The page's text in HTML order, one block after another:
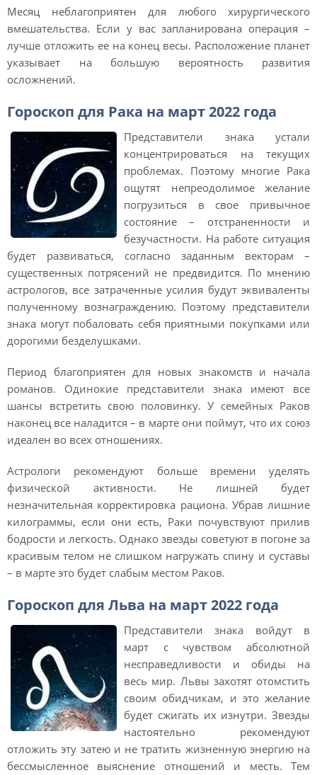
Месяц неблагоприятен для любого хирургического
вмешательства. Если у вас запланирована операция –
лучше отложить ее на конец весы. Расположение планет
указывает на большую вероятность развития
осложнений.
Гороскоп для Рака на март 2022 года
Представители знака устали
концентрироваться на текущих
проблемах. Поэтому многие Рака
ощутят непреодолимое желание
погрузиться в свое привычное
состояние – отстраненности и
безучастности. На работе ситуация
будет развиваться, согласно заданным векторам –
существенных потрясений не предвидится. По мнению
астрологов, все затраченные усилия будут эквиваленты
полученному вознаграждению. Поэтому представители
знака могут побаловать себя приятными покупками или
дорогими безделушками.
Период благоприятен для новых знакомств и начала
романов. Одинокие представители знака имеют все
шансы встретить свою половинку. У семейных Раков
наконец все наладится – в марте они поймут, что их союз
идеален во всех отношениях.
Астрологи рекомендуют больше времени уделять
физической активности. Не лишней будет
незначительная корректировка рациона. Убрав лишние
килограммы, если они есть, Раки почувствуют прилив
бодрости и легкость. Однако звезды советуют в погоне за
красивым телом не слишком нагружать спину и суставы
– в марте это будет слабым местом Раков.
Гороскоп для Льва на март 2022 года
Представители знака войдут в
март с чувством абсолютной
несправедливости и обиды на
весь мир. Львы захотят отомстить
своим обидчикам, и это желание
будет сжигать их изнутри. Звезды
настоятельно рекомендуют
отложить эту затею и не тратить жизненную энергию на
бессмысленное выяснение отношений и месть. Тем